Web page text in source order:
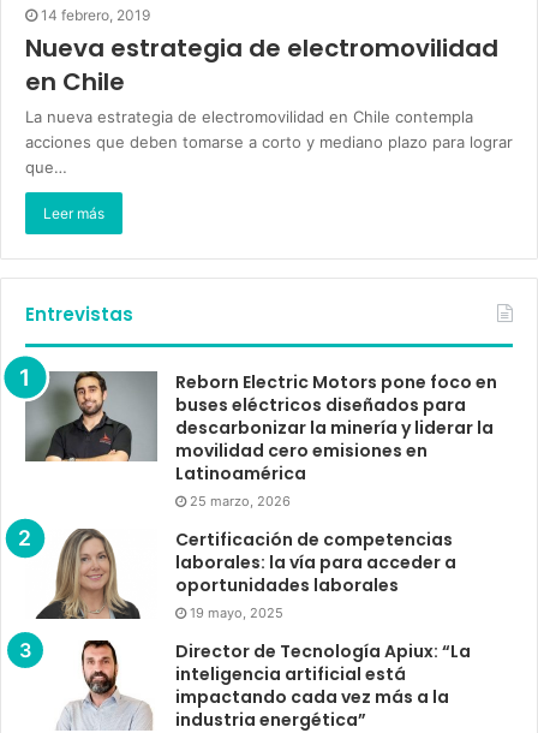
14 febrero, 2019
Nueva estrategia de electromovilidad
en Chile
La nueva estrategia de electromovilidad en Chile contempla
acciones que deben tomarse a corto y mediano plazo para lograr
que…
Leer más
Entrevistas
Reborn Electric Motors pone foco en
buses eléctricos diseñados para
descarbonizar la minería y liderar la
movilidad cero emisiones en
Latinoamérica
25 marzo, 2026
Certificación de competencias
laborales: la vía para acceder a
oportunidades laborales
19 mayo, 2025
Director de Tecnología Apiux: “La
inteligencia artificial está
impactando cada vez más a la
industria energética”